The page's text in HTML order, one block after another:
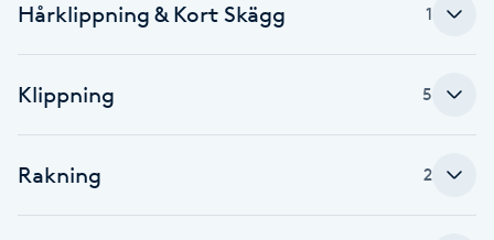
Balayage
Bambumassage
Hårklippning & Kort Skägg 1
Klippning 5
Rakning 2